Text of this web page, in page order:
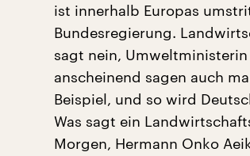
ist innerhalb Europas
Bundesregierung.
sagt nein,
anscheinend sagen auch
Beispiel, und so wird
Was sagt ein
Morgen, Hermann Onko